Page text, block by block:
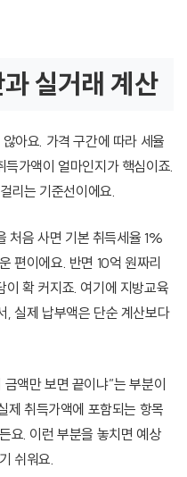
실거래 계산
아요. 가격 구간에 따라 세율
득가액이 얼마인지가 핵심이죠.
리는 기준선이에요.
처음 사면 기본 취득세율 1%
편이에요. 반면 10억 원짜리
확 커지죠. 여기에 지방교육
, 실제 납부액은 단순 계산보다
액만 보면 끝이냐”는 부분이
제 취득가액에 포함되는 항목
요. 이런 부분을 놓치면 예상
쉬워요.